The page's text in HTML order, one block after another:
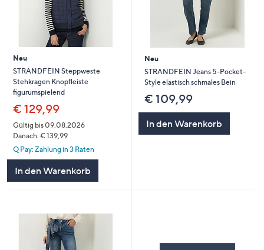
Neu
STRANDFEIN Steppweste
Stehkragen Knopfleiste
figurumspielend
€ 129,99
Gültig bis 09.08.2026
Danach: € 139,99
Q Pay: Zahlung in 3 Raten
In den Warenkorb
Neu
STRANDFEIN Jeans 5-Pocket-
Style elastisch schmales Bein
€ 109,99
In den Warenkorb